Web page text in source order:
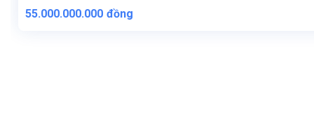
55.000.000.000 đồng